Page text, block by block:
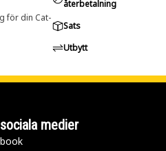
för din Cat-
återbetalning
Sats
Utbytt
medier